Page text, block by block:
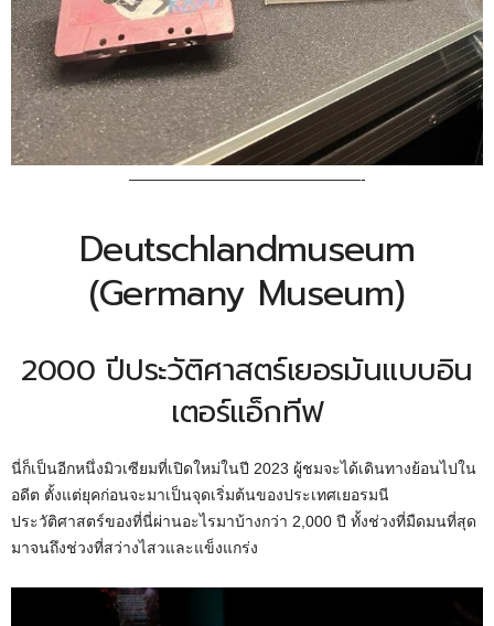
———————————————-
Deutschlandmuseum
(Germany Museum)
2000 ปีประวัติศาสตร์เยอรมันแบบอิน
เตอร์แอ็กทีฟ
นี่ก็เป็นอีกหนึ่งมิวเซียมที่เปิดใหม่ในปี 2023 ผู้ชมจะได้เดินทางย้อนไปใน
อดีต ตั้งแต่ยุคก่อนจะมาเป็นจุดเริ่มต้นของประเทศเยอรมนี
ประวัติศาสตร์ของที่นี่ผ่านอะไรมาบ้างกว่า 2,000 ปี ทั้งช่วงที่มืดมนที่สุด
มาจนถึงช่วงที่สว่างไสวและแข็งแกร่ง